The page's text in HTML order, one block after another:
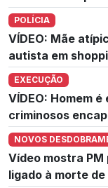
POLÍCIA
VÍDEO: Mãe
autista em
EXECUÇÃO
VÍDEO: Homem
criminosos
NOVOS
Vídeo mostra
ligado à morte